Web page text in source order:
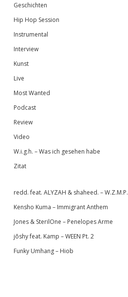
Geschichten
Hip Hop Session
Instrumental
Interview
Kunst
Live
Most Wanted
Podcast
Review
Video
W.i.g.h. – Was ich gesehen habe
Zitat
redd. feat. ALYZAH & shaheed. – W.Z.M.P.
Kensho Kuma – Immigrant Anthem
Jones & SterilOne – Penelopes Arme
jōshy feat. Kamp – WEEN Pt. 2
Funky Umhang – Hiob